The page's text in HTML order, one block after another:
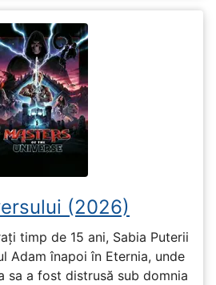
(2026)
timp de 15 ani, Sabia Puterii
Adam înapoi în Eternia, unde
sa a fost distrusă sub domnia